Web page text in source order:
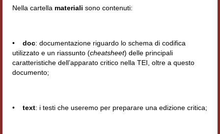
Nella cartella materiali sono contenuti:
• doc: documentazione riguardo lo schema di codifica
utilizzato e un riassunto (cheatsheet) delle principali
caratteristiche dell’apparato critico nella TEI, oltre a questo
documento;
• text: i testi che useremo per preparare una edizione critica;